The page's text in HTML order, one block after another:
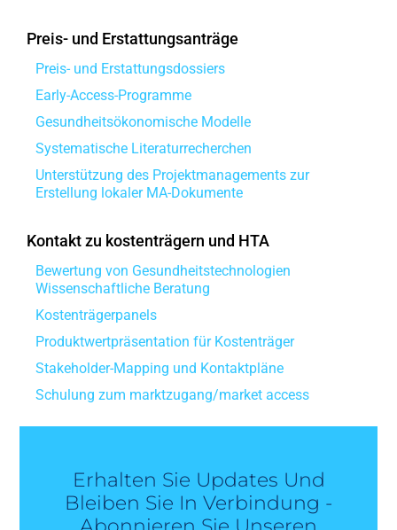
Preis- und Erstattungsanträge
Preis- und Erstattungsdossiers
Early-Access-Programme
Gesundheitsökonomische Modelle
Systematische Literaturrecherchen
Unterstützung des Projektmanagements zur
Erstellung lokaler MA-Dokumente
Kontakt zu kostenträgern und HTA
Bewertung von Gesundheitstechnologien
Wissenschaftliche Beratung
Kostenträgerpanels
Produktwertpräsentation für Kostenträger
Stakeholder-Mapping und Kontaktpläne
Schulung zum marktzugang/market access
Erhalten Sie Updates Und
Bleiben Sie In Verbindung -